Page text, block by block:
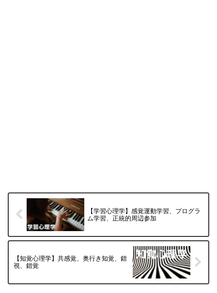
【学習心理学】感覚運動学習、プログラ
ム学習、正統的周辺参加
【知覚心理学】共感覚、奥行き知覚、錯
視、錯覚